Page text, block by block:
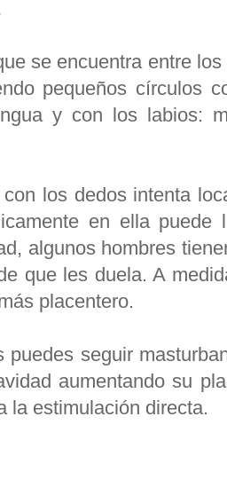
se encuentra entre
pequeños círculos
y con los labios:
los dedos intenta
en ella puede
algunos hombres
que les duela. A
placentero.
puedes seguir
aumentando su
la estimulación directa.